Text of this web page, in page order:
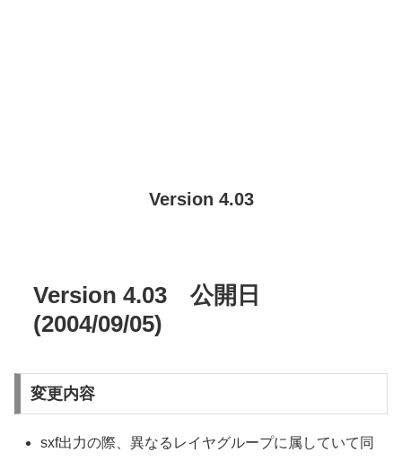
Version 4.03
Version 4.03 公開日
(2004/09/05)
変更内容
sxf出力の際、異なるレイヤグループに属していて同